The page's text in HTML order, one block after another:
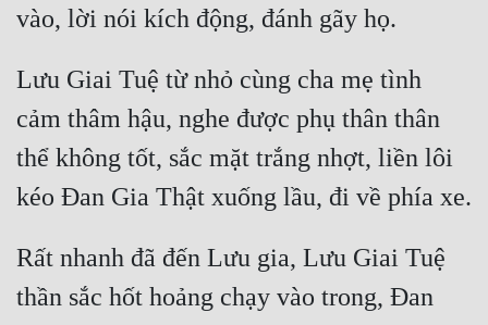
Lưu Giai Tuệ từ nhỏ cùng cha mẹ tình
cảm thâm hậu, nghe được phụ thân thân
thể không tốt, sắc mặt trắng nhợt, liền lôi
Rất nhanh đã đến Lưu gia, Lưu Giai Tuệ
thần sắc hốt hoảng chạy vào trong, Đan